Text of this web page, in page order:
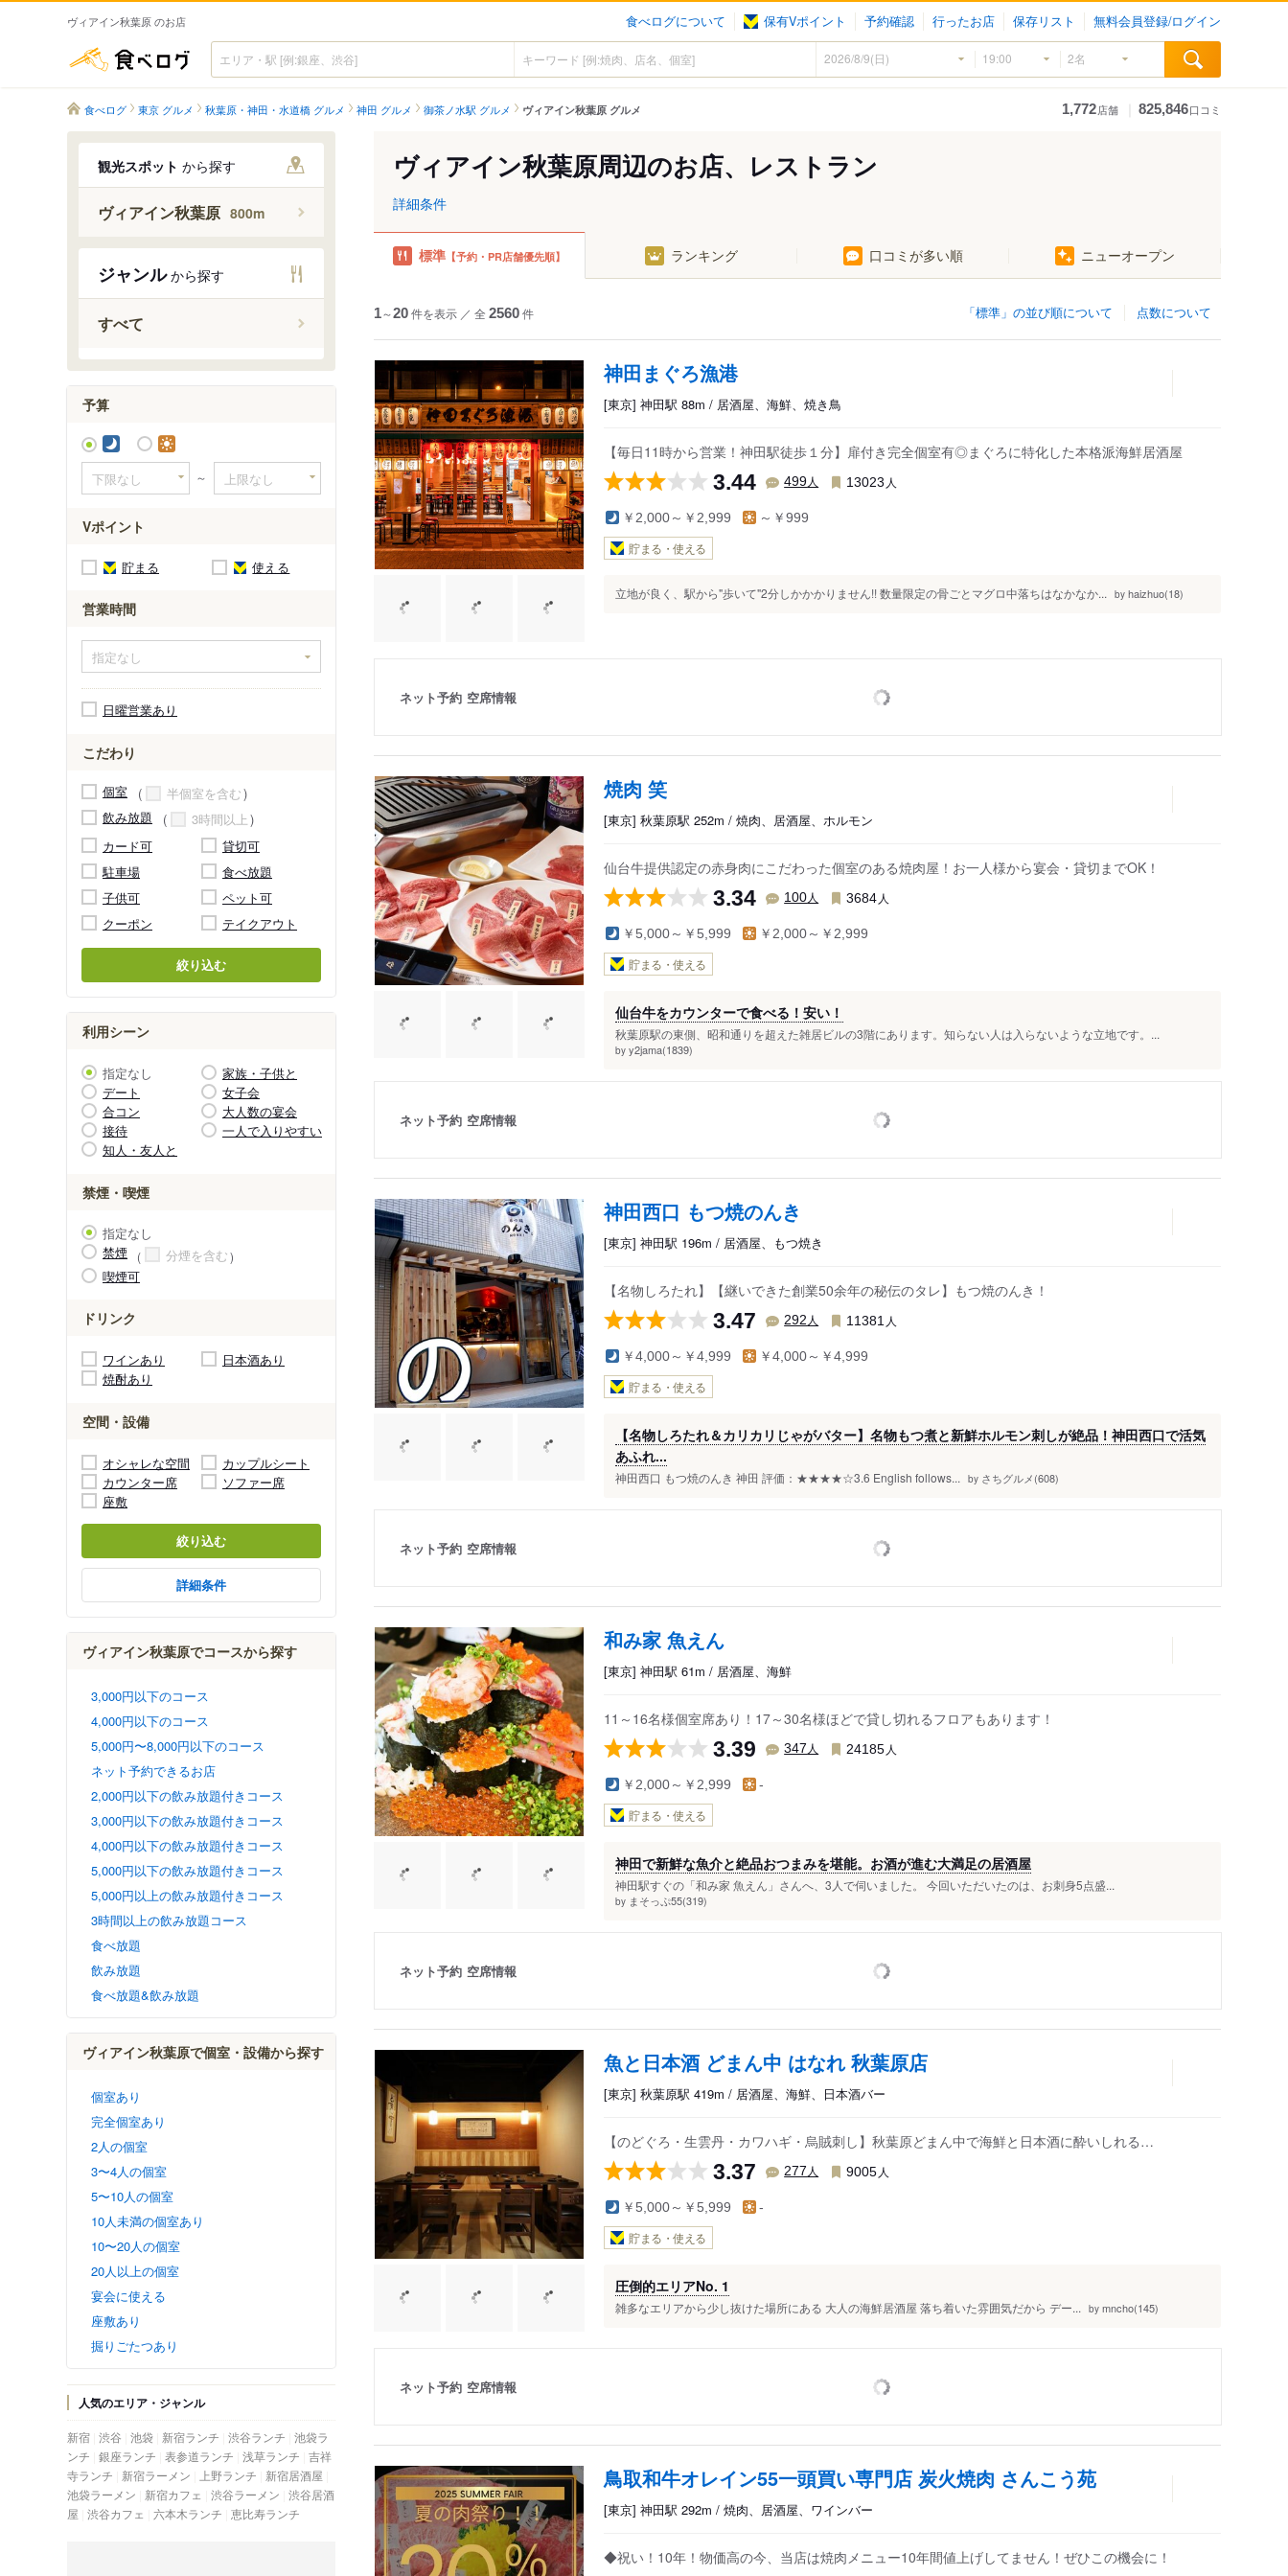
ヴィアイン秋葉原 のお店 食べログについて 保有Vポイント 予約確認 行ったお店 保存リスト 無料会員登録/ログイン
食べログ
食べログ 東京 グルメ 秋葉原・神田・水道橋 グルメ 神田 グルメ 御茶ノ水駅 グルメ ヴィアイン秋葉原 グルメ 1,772店舗 825,846口コミ
観光スポット から探す
ヴィアイン秋葉原 800m
ジャンルから探す
すべて
予算
～
Vポイント
貯まる 使える
営業時間
日曜営業あり
こだわり
個室
半個室を含む
飲み放題
3時間以上
カード可
貸切可
駐車場
食べ放題
子供可
ペット可
クーポン
テイクアウト
絞り込む
利用シーン
指定なし
家族・子供と
デート
女子会
合コン
大人数の宴会
接待
一人で入りやすい
知人・友人と
禁煙・喫煙
指定なし
禁煙
分煙を含む
喫煙可
ドリンク
ワインあり
日本酒あり
焼酎あり
空間・設備
オシャレな空間
カップルシート
カウンター席
ソファー席
座敷
絞り込む
詳細条件
ヴィアイン秋葉原でコースから探す
3,000円以下のコース
4,000円以下のコース
5,000円〜8,000円以下のコース
ネット予約できるお店
2,000円以下の飲み放題付きコース
3,000円以下の飲み放題付きコース
4,000円以下の飲み放題付きコース
5,000円以下の飲み放題付きコース
5,000円以上の飲み放題付きコース
3時間以上の飲み放題コース
食べ放題
飲み放題
食べ放題&飲み放題
ヴィアイン秋葉原で個室・設備から探す
個室あり
完全個室あり
2人の個室
3〜4人の個室
5〜10人の個室
10人未満の個室あり
10〜20人の個室
20人以上の個室
宴会に使える
座敷あり
掘りごたつあり
人気のエリア・ジャンル
新宿 渋谷 池袋 新宿ランチ 渋谷ランチ 池袋ラ
ンチ 銀座ランチ 表参道ランチ 浅草ランチ 吉祥
寺ランチ
新宿ラーメン 上野ランチ
新宿居酒屋
池袋ラーメン
新宿カフェ 渋谷ラーメン 渋谷居酒
屋 渋谷カフェ 六本木ランチ 恵比寿ランチ
ヴィアイン秋葉原周辺のお店、レストラン
詳細条件
標準 【予約・PR店舗優先順】 ランキング 口コミが多い順 ニューオープン
1～20件を表示 ／ 全 2560件 点数について
「標準」の並び順について
神田まぐろ漁港
[東京] 神田駅 88m / 居酒屋、海鮮、焼き鳥
【毎日11時から営業！神田駅徒歩１分】扉付き完全個室有◎まぐろに特化した本格派海鮮居酒屋
3.44 499人 13023 人
￥2,000～￥2,999 ～￥999
貯まる・使える
立地が良く、駅から"歩いて"2分しかかかりません!! 数量限定の骨ごとマグロ中落ちはなかなか... by haizhuo(18)
ネット予約 空席情報
焼肉 笑
[東京] 秋葉原駅 252m / 焼肉、居酒屋、ホルモン
仙台牛提供認定の赤身肉にこだわった個室のある焼肉屋！お一人様から宴会・貸切までOK！
3.34 100人 3684 人
￥5,000～￥5,999 ￥2,000～￥2,999
貯まる・使える
仙台牛をカウンターで食べる！安い！
秋葉原駅の東側、昭和通りを超えた雑居ビルの3階にあります。知らない人は入らないような立地です。...
by y2jama(1839)
ネット予約 空席情報
神田西口 もつ焼のんき
[東京] 神田駅 196m / 居酒屋、もつ焼き
【名物しろたれ】【継いできた創業50余年の秘伝のタレ】もつ焼のんき！
3.47 292 人 11381 人
￥4,000～￥4,999 ￥4,000～￥4,999
貯まる・使える
【名物しろたれ＆カリカリじゃがバター】名物もつ煮と新鮮ホルモン刺しが絶品！神田西口で活気
あふれ...
神田西口 もつ焼のんき 神田 評価：★★★★☆3.6 English follows... by さちグルメ(608)
ネット予約 空席情報
和み家 魚えん
[東京] 神田駅 61m / 居酒屋、海鮮
11～16名様個室席あり！17～30名様ほどで貸し切れるフロアもあります！
3.39 347 人 24185 人
￥2,000～￥2,999 -
貯まる・使える
神田で新鮮な魚介と絶品おつまみを堪能。お酒が進む大満足の居酒屋
​神田駅すぐの「和み家 魚えん」さんへ、3人で伺いました。 今回いただいたのは、お刺身5点盛...
by まそっぷ55(319)
ネット予約 空席情報
魚と日本酒 どまん中 はなれ 秋葉原店
[東京] 秋葉原駅 419m / 居酒屋、海鮮、日本酒バー
【のどぐろ・生雲丹・カワハギ・烏賊刺し】秋葉原どまん中で海鮮と日本酒に酔いしれる…
3.37 277 人 9005 人
￥5,000～￥5,999 -
貯まる・使える
圧倒的エリアNo. 1
雑多なエリアから少し抜けた場所にある 大人の海鮮居酒屋 落ち着いた雰囲気だから デー... by mncho(145)
ネット予約 空席情報
鳥取和牛オレイン55一頭買い専門店 炭火焼肉 さんこう苑
[東京] 神田駅 292m / 焼肉、居酒屋、ワインバー
◆祝い！10年！物価高の今、当店は焼肉メニュー10年間値上げしてません！ぜひこの機会に！